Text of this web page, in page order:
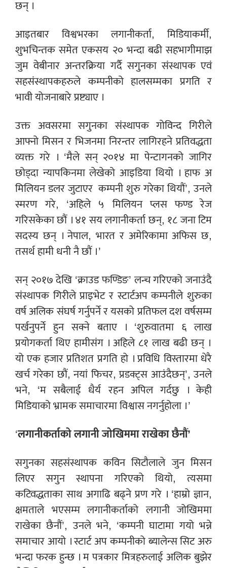
छन् ।
आइतबार विश्वभरका लगानीकर्ता, मिडियाकर्मी,
शुभचिन्तक समेत एकसय २० भन्दा बढी सहभागीमाझ
जुम वेबीनार अन्तरक्रिया गर्दै सगुनका संस्थापक एवं
सहसंस्थापकहरुले कम्पनीको हालसम्मका प्रगति र
भावी योजनाबारे प्रष्ट्याए ।
उक्त अवसरमा सगुनका संस्थापक गोविन्द गिरीले
आफ्नो मिसन र भिजनमा निरन्तर लागिरहने प्रतिवद्धता
व्यक्त गरे । ‘मैले सन् २०१४ मा पेन्टागनको जागिर
छोड्दा न्यापकिनमा लेखेको आइडिया थियो । हाफ अ
मिलियन डलर जुटाएर कम्पनी शुरु गरेका थियौं’, उनले
स्मरण गरे, ‘अहिले ५ मिलियन प्लस फण्ड रेज
गरिसकेका छौं । ४१ सय लगानीकर्ता छन्, १८ जना टिम
सदस्य छन् । नेपाल, भारत र अमेरिकामा अफिस छ,
तसर्थ हामी धनी नै छौं ।’
सन् २०१७ देखि ‘क्राउड फण्डिङ’ लन्च गरिएको जनाउंदै
संस्थापक गिरीले प्राइभेट र स्टार्टअप कम्पनीले शुरुका
वर्ष अलिक संघर्ष गर्नुपर्ने र यसको प्रतिफल दश वर्षसम्म
पर्खनुपर्ने हुन सक्ने बताए । ‘शुरुवातमा ६ लाख
प्रयोगकर्ता थिए हामीसंग । अहिले ८१ लाख बढी छन् ।
यो एक हजार प्रतिशत प्रगति हो । प्रविधि विस्तारमा धेरै
खर्च गरेका छौं, नयां फिचर, प्रडक्ट्स आउंदैछन्’, उनले
भने, ‘म सबैलाई धैर्य रहन अपिल गर्दछु । केही
मिडियाको भ्रामक समाचारमा विश्वास नगर्नुहोला ।’
‘लगानीकर्ताको लगानी जोखिममा राखेका छैनौं’
सगुनका सहसंस्थापक कविन सिटौलाले जुन मिसन
लिएर सगुन स्थापना गरिएको थियो, त्यसमा
कटिवद्धताका साथ अगाढि बढ्ने प्रण गरे । ‘हाम्रो ज्ञान,
क्षमताले भएसम्म लगानीकर्ताको लगानी जोखिममा
राखेका छैनौं’, उनले भने, ‘कम्पनी घाटामा गयो भन्ने
समाचार आयो । स्टार्ट अप कम्पनीको ब्यालेन्स सिट अरु
भन्दा फरक हुन्छ । म पत्रकार मित्रहरुलाई अलिक बुझेर